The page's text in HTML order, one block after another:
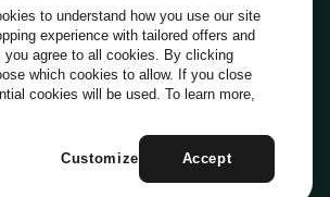
Italiano
to understand how you use our site
experience with tailored offers and
you agree to all cookies. By clicking
which cookies to allow. If you close
cookies will be used. To learn more,
Accept
Customize